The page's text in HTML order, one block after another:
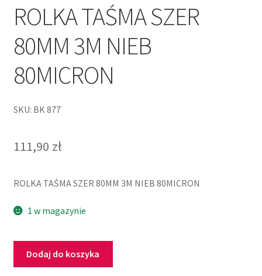
ROLKA TAŚMA SZER
80MM 3M NIEB
80MICRON
SKU: BK 877
111,90 zł
ROLKA TAŚMA SZER 80MM 3M NIEB 80MICRON
1 w magazynie
Dodaj do koszyka